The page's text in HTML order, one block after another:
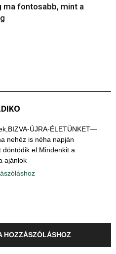
ma fontosabb, mint a
ÚJRA-ÉLETÜNKET—
nehéz is néha napján
döntödik el.Mindenkit a
ajánlok
HOZZÁSZÓLÁSHOZ